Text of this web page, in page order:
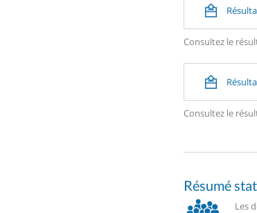
Consultez le
Consultez le
Résumé
Les